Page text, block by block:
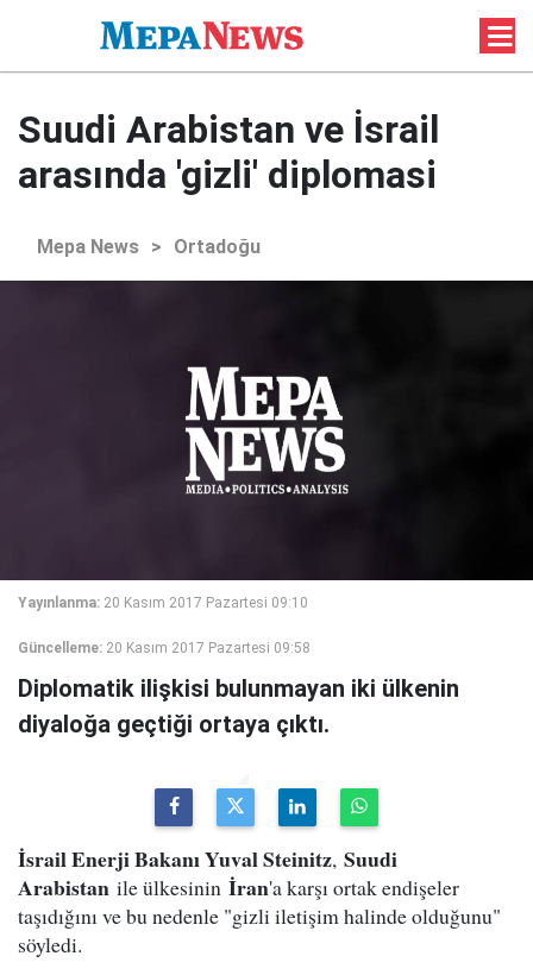
Suudi Arabistan ve İsrail
arasında 'gizli' diplomasi
Mepa News > Ortadoğu
Yayınlanma: 20 Kasım 2017 Pazartesi 09:10
Güncelleme: 20 Kasım 2017 Pazartesi 09:58
Diplomatik ilişkisi bulunmayan iki ülkenin
diyaloğa geçtiği ortaya çıktı.
İsrail Enerji Bakanı Yuval Steinitz, Suudi
Arabistan ile ülkesinin İran'a karşı ortak endişeler
taşıdığını ve bu nedenle "gizli iletişim halinde olduğunu"
söyledi.